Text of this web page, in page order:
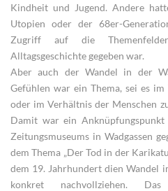
Kindheit und Jugend. Andere
Utopien oder der 68er-
Zugriff auf die
Alltagsgeschichte gegeben war.
Aber auch der Wandel in der
Gefühlen war ein Thema, sei es
oder im Verhältnis der Menschen
Damit war ein
Zeitungsmuseums in Wadgassen
dem Thema „Der Tod in der
dem 19. Jahrhundert dien Wandel
konkret nachvollziehen.